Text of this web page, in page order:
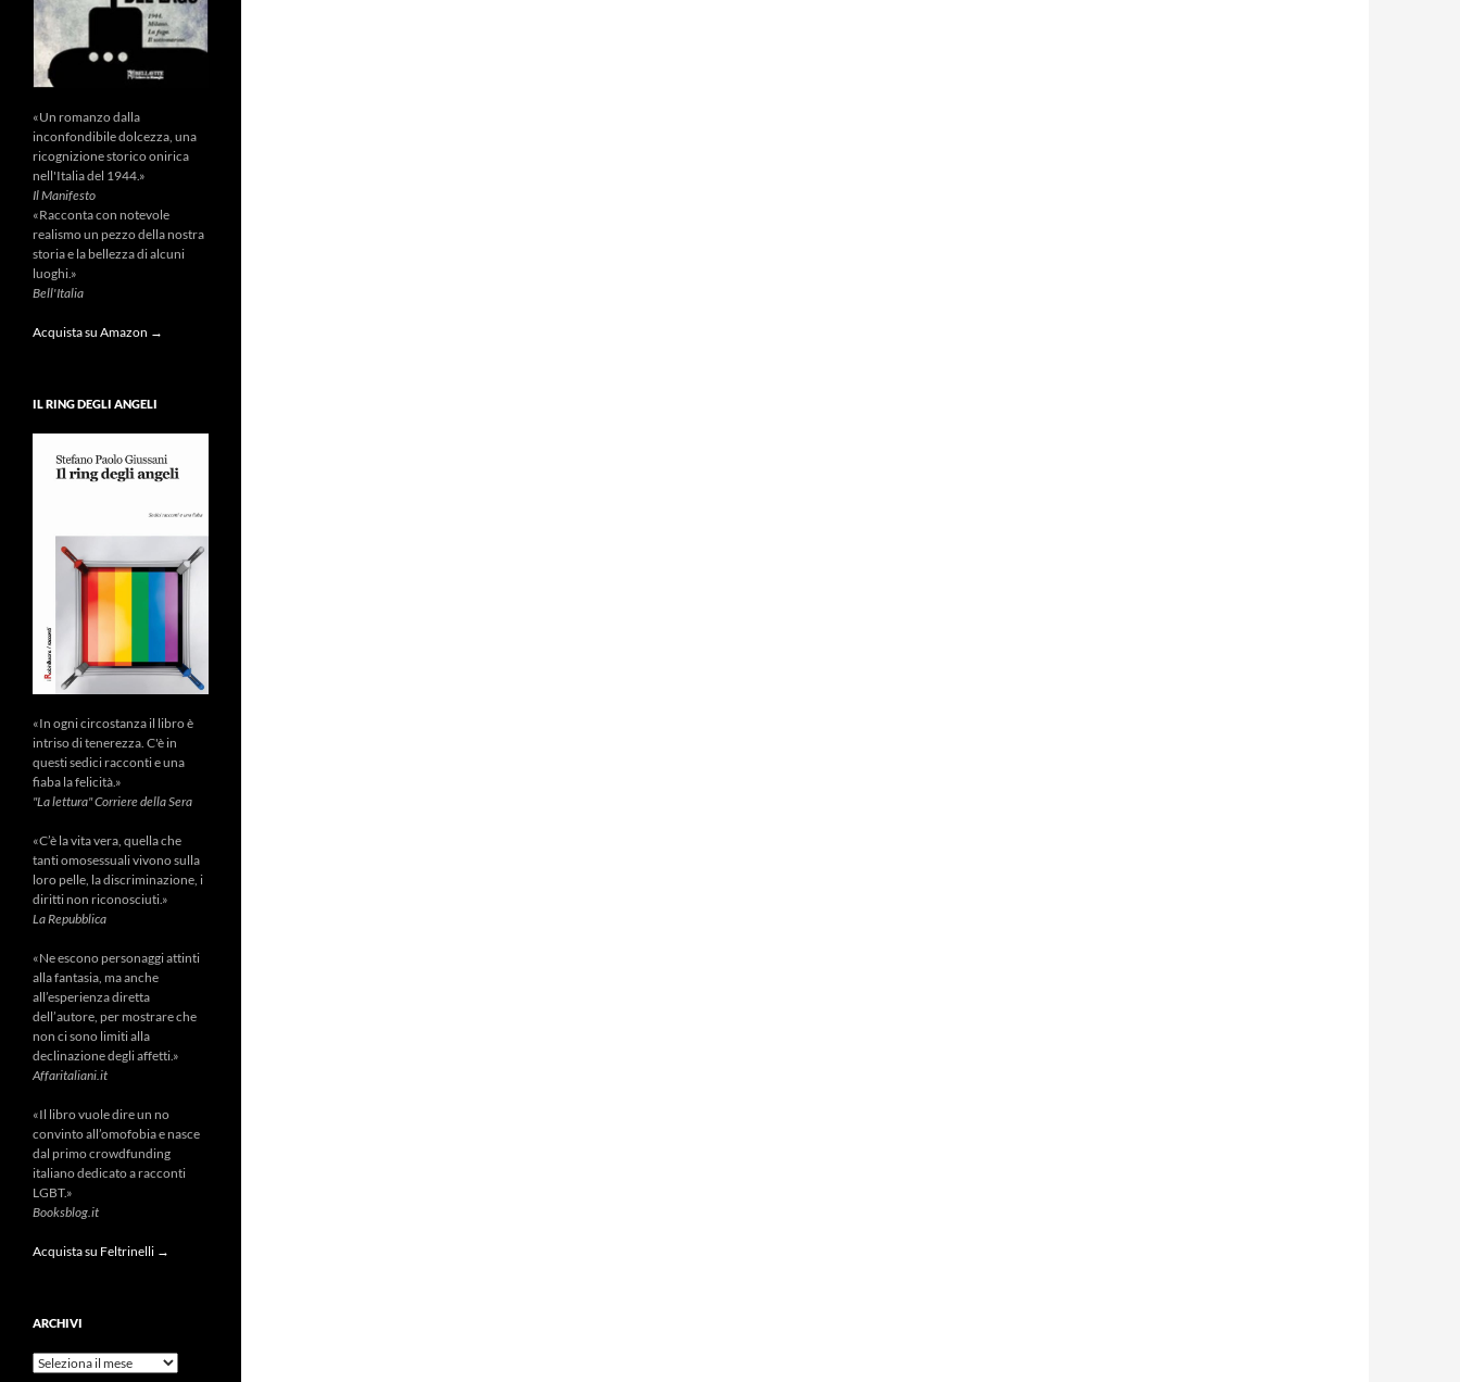
«Un romanzo dalla
inconfondibile dolcezza, una
ricognizione storico onirica
nell'Italia del 1944.»
Il Manifesto
«Racconta con notevole
realismo un pezzo della nostra
storia e la bellezza di alcuni
luoghi.»
Bell'Italia
Acquista su Amazon →
IL RING DEGLI ANGELI
«In ogni circostanza il libro è
intriso di tenerezza. C'è in
questi sedici racconti e una
fiaba la felicità.»
"La lettura" Corriere della Sera
«C’è la vita vera, quella che
tanti omosessuali vivono sulla
loro pelle, la discriminazione, i
diritti non riconosciuti.»
La Repubblica
«Ne escono personaggi attinti
alla fantasia, ma anche
all’esperienza diretta
dell’autore, per mostrare che
non ci sono limiti alla
declinazione degli affetti.»
Affaritaliani.it
«Il libro vuole dire un no
convinto all’omofobia e nasce
dal primo crowdfunding
italiano dedicato a racconti
LGBT.»
Booksblog.it
Acquista su Feltrinelli →
ARCHIVI
Archivi